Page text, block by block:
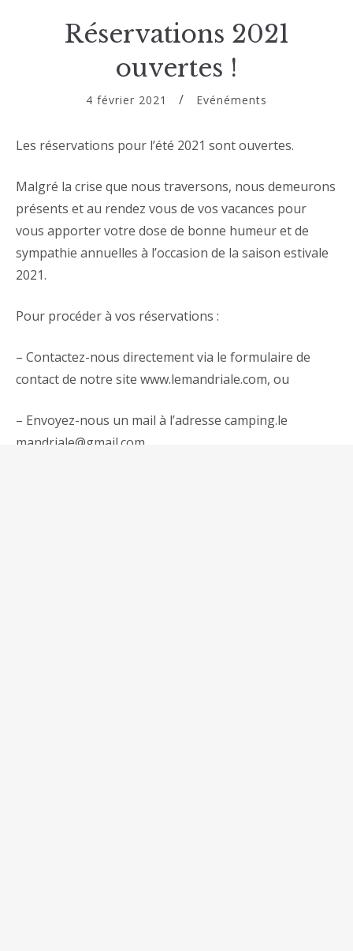
Réservations 2021
ouvertes !
4 février 2021 Evénéments
Les réservations pour l’été 2021 sont ouvertes.
Malgré la crise que nous traversons, nous demeurons
présents et au rendez vous de vos vacances pour
vous apporter votre dose de bonne humeur et de
sympathie annuelles à l’occasion de la saison estivale
2021.
Pour procéder à vos réservations :
– Contactez-nous directement via le formulaire de
contact de notre site www.lemandriale.com, ou
– Envoyez-nous un mail à l’adresse camping.le
mandriale@gmail.com